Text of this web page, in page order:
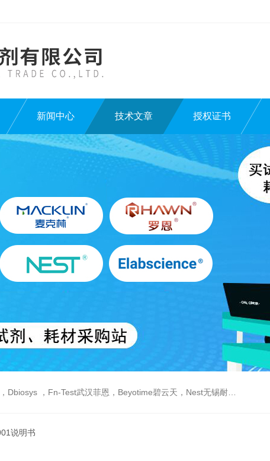
新闻中心 技术文章 授权证书
Beyotime碧云天，Nest无锡耐思，Elabscience伊莱瑞特，Macklin麦克林生物，Cobioer科佰生物
说明书